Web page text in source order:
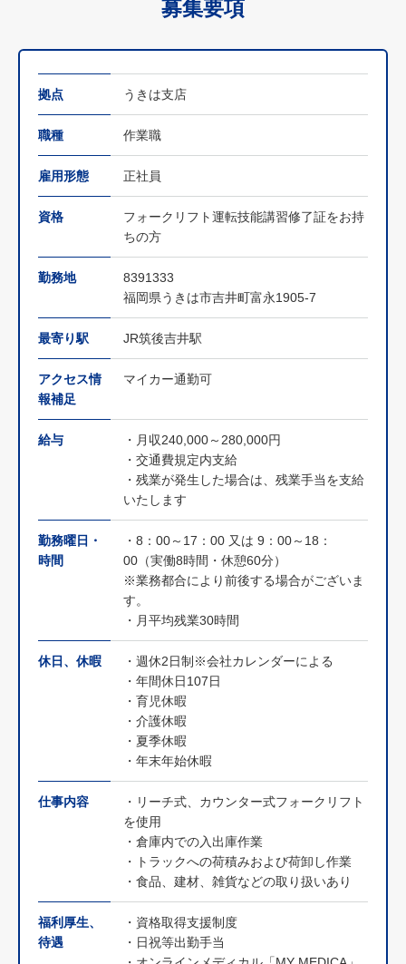
募集要項
拠点 うきは支店
職種 作業職
雇用形態 正社員
資格
フォークリフト運転技能講習修了証をお持
ちの方
勤務地
8391333
福岡県うきは市吉井町富永1905-7
最寄り駅 JR筑後吉井駅
アクセス情
報補足
マイカー通勤可
給与
・月収240,000～280,000円
・交通費規定内支給
・残業が発生した場合は、残業手当を支給
いたします
勤務曜日・
時間
・8：00～17：00 又は 9：00～18：
00（実働8時間・休憩60分）
※業務都合により前後する場合がございま
す。
・月平均残業30時間
休日、休暇
・週休2日制※会社カレンダーによる
・年間休日107日
・育児休暇
・介護休暇
・夏季休暇
・年末年始休暇
仕事内容
・リーチ式、カウンター式フォークリフト
を使用
・倉庫内での入出庫作業
・トラックへの荷積みおよび荷卸し作業
・食品、建材、雑貨などの取り扱いあり
福利厚生、
待遇
・資格取得支援制度
・日祝等出勤手当